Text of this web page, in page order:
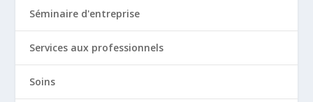
Séminaire d'entreprise
Services aux professionnels
Soins